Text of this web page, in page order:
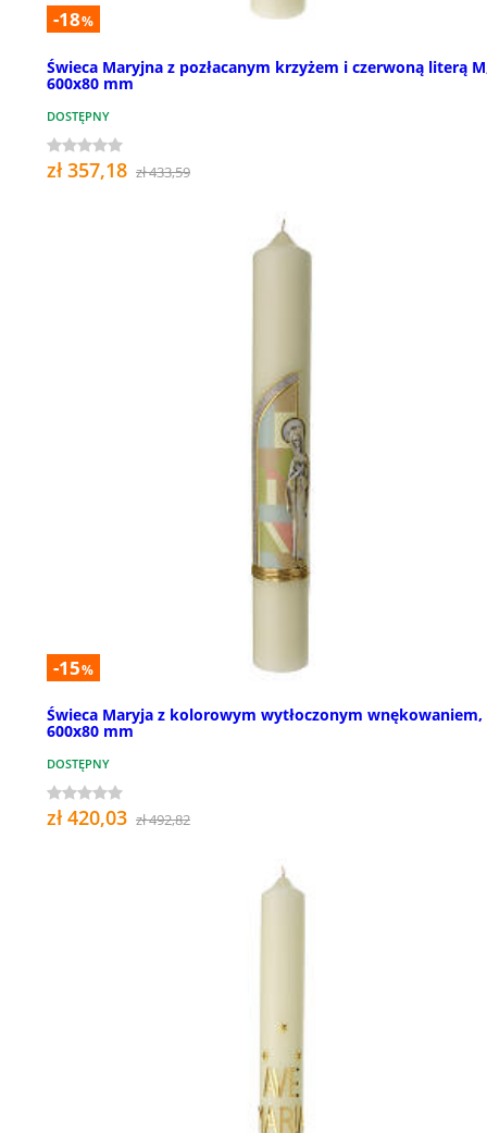
-18%
Świeca Maryjna z pozłacanym krzyżem i czerwoną literą
600x80 mm
DOSTĘPNY
zł 357,18 zł 433,59
-15%
Świeca Maryja z kolorowym wytłoczonym wnękowaniem,
600x80 mm
DOSTĘPNY
zł 420,03 zł 492,82